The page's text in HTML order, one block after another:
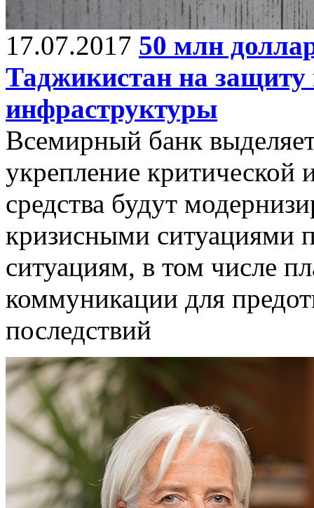
17.07.2017 50 млн
Таджикистан на защиту
инфраструктуры
Всемирный банк
укрепление критической
средства будут
кризисными ситуациями
ситуациям, в том числе
коммуникации для
последствий